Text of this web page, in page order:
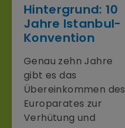
Hintergrund: 10
Jahre Istanbul-
Konvention
Genau zehn Jahre
gibt es das
Übereinkommen des
Europarates zur
Verhütung und